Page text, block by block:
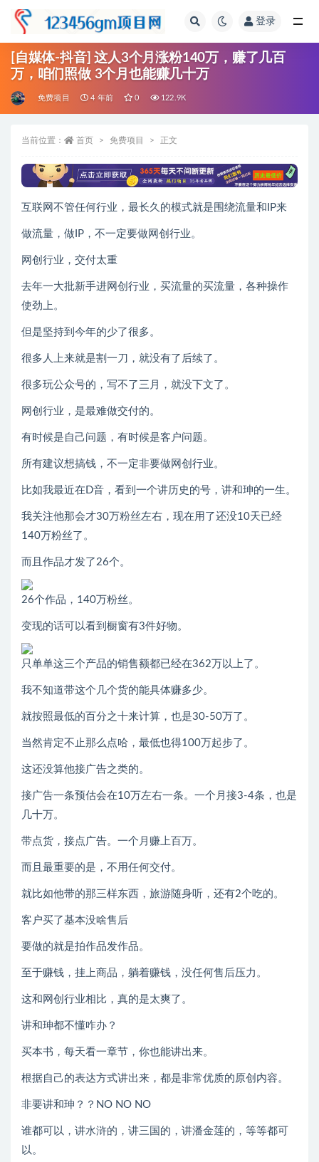
登录
[自媒体-抖音] 这人3个月涨粉140万，赚了几百
万，咱们照做 3个月也能赚几十万
免费项目 4 年前 0 122.9K
当前位置： 首页 免费项目 正文
互联网不管任何行业，最长久的模式就是围绕流量和IP来
做流量，做IP，不一定要做网创行业。
网创行业，交付太重
去年一大批新手进网创行业，买流量的买流量，各种操作
使劲上。
但是坚持到今年的少了很多。
很多人上来就是割一刀，就没有了后续了。
很多玩公众号的，写不了三月，就没下文了。
网创行业，是最难做交付的。
有时候是自己问题，有时候是客户问题。
所有建议想搞钱，不一定非要做网创行业。
比如我最近在D音，看到一个讲历史的号，讲和珅的一生。
我关注他那会才30万粉丝左右，现在用了还没10天已经
140万粉丝了。
而且作品才发了26个。
26个作品，140万粉丝。
变现的话可以看到橱窗有3件好物。
只单单这三个产品的销售额都已经在362万以上了。
我不知道带这个几个货的能具体赚多少。
就按照最低的百分之十来计算，也是30-50万了。
当然肯定不止那么点哈，最低也得100万起步了。
这还没算他接广告之类的。
接广告一条预估会在10万左右一条。一个月接3-4条，也是
几十万。
带点货，接点广告。一个月赚上百万。
而且最重要的是，不用任何交付。
就比如他带的那三样东西，旅游随身听，还有2个吃的。
客户买了基本没啥售后
要做的就是拍作品发作品。
至于赚钱，挂上商品，躺着赚钱，没任何售后压力。
这和网创行业相比，真的是太爽了。
讲和珅都不懂咋办？
买本书，每天看一章节，你也能讲出来。
根据自己的表达方式讲出来，都是非常优质的原创内容。
非要讲和珅？？NO NO NO
谁都可以，讲水浒的，讲三国的，讲潘金莲的，等等都可
以。